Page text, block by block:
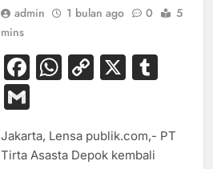
admin 1 bulan ago 0
5
mins
Facebook
WhatsApp
Copy
X
Gmail
Jakarta, Lensa publik.com,- PT
Tirta Asasta Depok kembali